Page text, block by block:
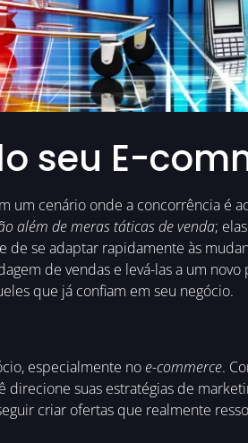
seu E-
um cenário onde a concorrência é
além de meras táticas de venda;
se adaptar rapidamente às
de vendas e levá-las a um
que já confiam em seu negócio.
especialmente no e-commerce.
suas estratégias de
criar ofertas que realmente